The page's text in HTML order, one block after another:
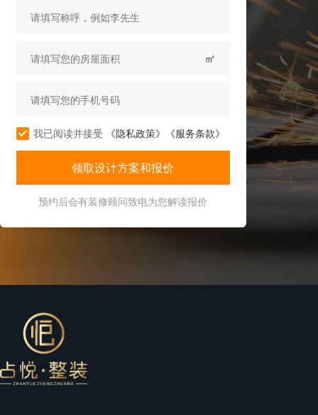
㎡
我已阅读并接受 《隐私政策》 《服务条款》
预约后会有装修顾问致电为您解读报价